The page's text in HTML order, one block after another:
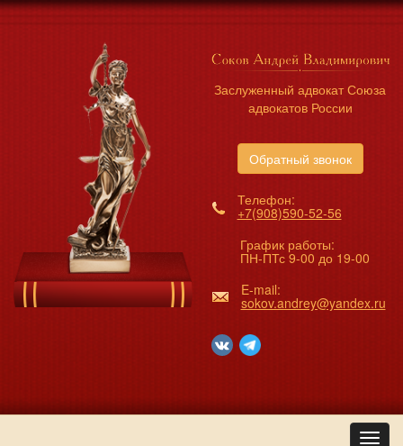
Заслуженный адвокат Союза
адвокатов России
Обратный звонок
Телефон:
+7(908)590-52-56
График работы:
ПН-ПТс 9-00 до 19-00
E-mail:
sokov.andrey@yandex.ru